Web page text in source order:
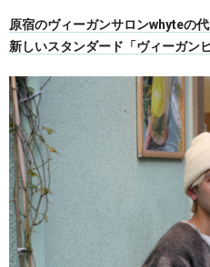
原宿のヴィーガンサロンwhyteの
新しいスタンダード「ヴィーガン